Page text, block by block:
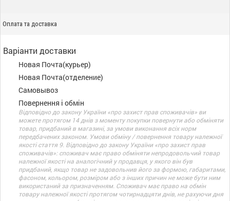
Оплата та доставка
Варіанти доставки
Новая Почта(курьер)
Новая Почта(отделение)
Самовывоз
Повернення і обмін
Відповідно до закону України «про захист прав споживачів» ви
можете протягом 14 днів з моменту покупки повернути або обміняти
товар, придбаний в магазині, за умови виконання всіх норм
передбачених законом. Умови обміну / повернення товару належної
якості стаття 9. Відповідно до закону України «про захист прав
споживачів»: споживач має право обміняти непродовольчий товар
належної якості на аналогічний у продавця, у якого він був
придбаний, якщо товар не задовольнив його за формою, габаритами,
фасоном, кольором, розміром або з інших причин не може бути ним
використаний за призначенням. Споживач має право на обмін
товару належної якості протягом чотирнадцяти днів, не рахуючи дня